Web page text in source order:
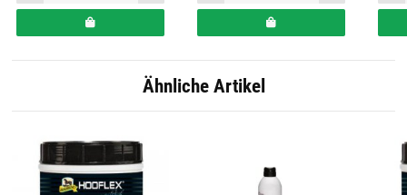
Ähnliche Artikel